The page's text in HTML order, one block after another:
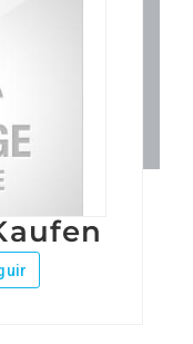
Local Desarrollo